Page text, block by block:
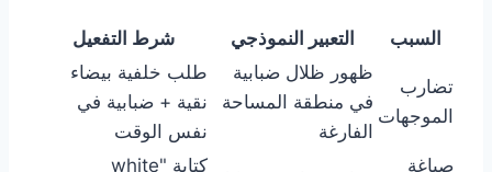
السبب التعبير النموذجي شرط التفعيل
تضارب
الموجهات
ظهور ظلال ضبابية
في منطقة المساحة
الفارغة
طلب خلفية بيضاء
نقية + ضبابية في
نفس الوقت
صياغة
كتابة "white